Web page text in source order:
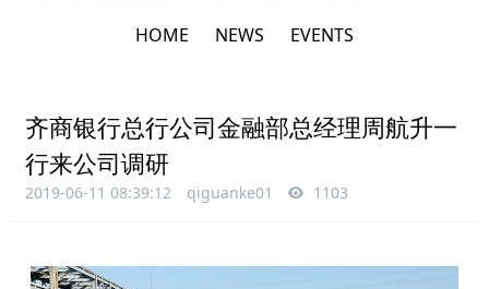
HOME NEWS EVENTS
齐商银行总行公司金融部总经理周航升一
行来公司调研
2019-06-11 08:39:12 qiguanke01 1103